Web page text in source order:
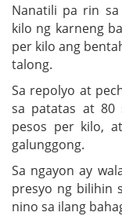
Nanatili pa rin sa
kilo ng karneng
per kilo ang
talong.
Sa repolyo at
sa patatas at 80
pesos per kilo,
galunggong.
Sa ngayon ay
presyo ng bilihin
nino sa ilang